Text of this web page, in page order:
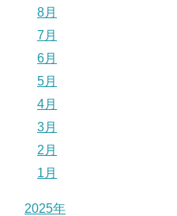
8月
7月
6月
5月
4月
3月
2月
1月
2025年